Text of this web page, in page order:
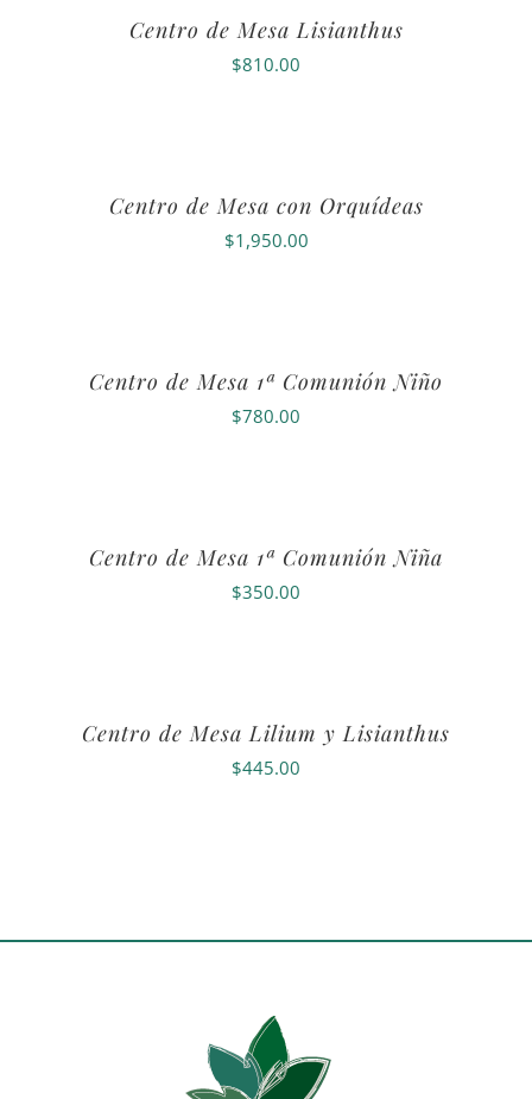
Centro de Mesa Lisianthus
$810.00
Centro de Mesa con Orquídeas
$1,950.00
Centro de Mesa 1ª Comunión Niño
$780.00
Centro de Mesa 1ª Comunión Niña
$350.00
Centro de Mesa Lilium y Lisianthus
$445.00